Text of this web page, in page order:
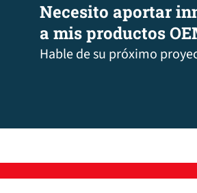
Necesito aportar
a mis productos
Hable de su próximo